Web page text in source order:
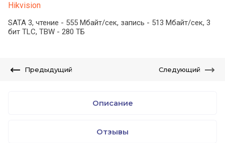
Hikvision
SATA 3, чтение - 555 Мбайт/сек, запись - 513 Мбайт/сек, 3
бит TLC, TBW - 280 ТБ
Предыдущий Следующий
Описание
Отзывы